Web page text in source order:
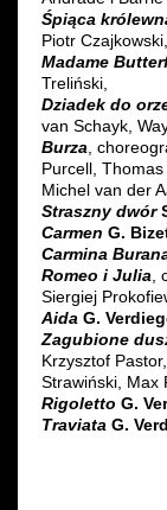
Śpiąca
Piotr Czajkowski,
Madame
Treliński,
Dziadek do
van Schayk,
Burza,
Purcell,
Michel van der
Straszny dwór
Carmen G.
Carmina
Romeo i Julia,
Siergiej
Aida G.
Zagubione
Krzysztof
Strawiński, Max
Rigoletto G.
Traviata G.